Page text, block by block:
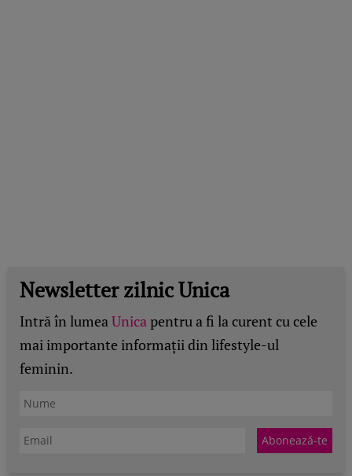
Newsletter zilnic Unica
Intră în lumeaUnicapentru a fi la curent cu cele
mai importante informații din lifestyle-ul
feminin.